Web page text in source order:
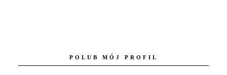
POLUB MÓJ PROFIL